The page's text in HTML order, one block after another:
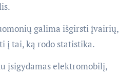
galima išgirsti įvairių,
į tai, ką rodo statistika.
įsigydamas elektromobilį,